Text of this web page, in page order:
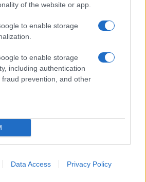
of the website or app.
to enable storage
to enable storage
including authentication
prevention, and other
Data Access Privacy Policy
κατανοώ και αποδέχομαι τους
ΑΡΘΡΑ